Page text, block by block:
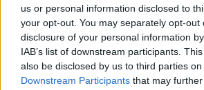
us or personal information disclosed to
your opt-out. You may separately opt-out
disclosure of your personal information
IAB’s list of downstream participants.
also be disclosed by us to third parties on
Downstream Participants that may
az elmúlt hat versenyből
állt.
EZEKET IS AJÁNLJUK